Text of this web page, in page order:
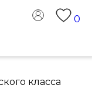
0
класса